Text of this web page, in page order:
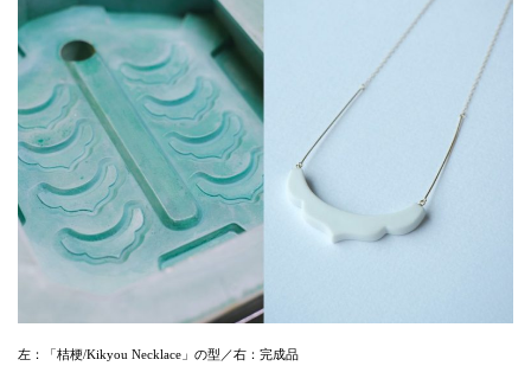
左：「桔梗/Kikyou Necklace」の型／右：完成品